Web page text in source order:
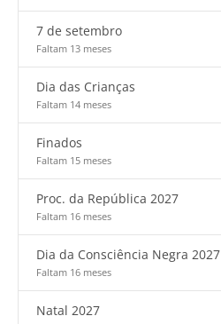
7 de setembro
Faltam 13 meses
Dia das Crianças
Faltam 14 meses
Finados
Faltam 15 meses
Proc. da República 2027
Faltam 16 meses
Dia da Consciência Negra 2027
Faltam 16 meses
Natal 2027